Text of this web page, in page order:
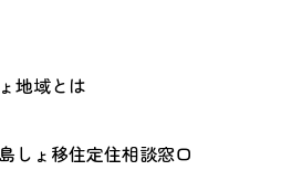
地域とは
しょ移住定住相談窓口